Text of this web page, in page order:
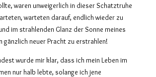
waren unweigerlich in dieser Schatztruhe
warteten darauf, endlich wieder zu
im strahlenden Glanz der Sonne meines
gänzlich neuer Pracht zu erstrahlen!
wurde mir klar, dass ich mein Leben im
nur halb lebte, solange ich jene